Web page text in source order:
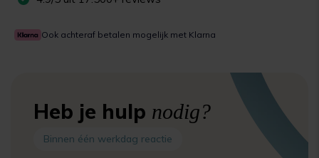
Ook achteraf betalen mogelijk met Klarna
Heb je hulp nodig?
Binnen één werkdag reactie